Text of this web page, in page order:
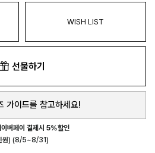
WISH LIST
선물하기
가이드를 참고하세요!
이버페이 결제시 5%할인
원) (8/5~8/31)